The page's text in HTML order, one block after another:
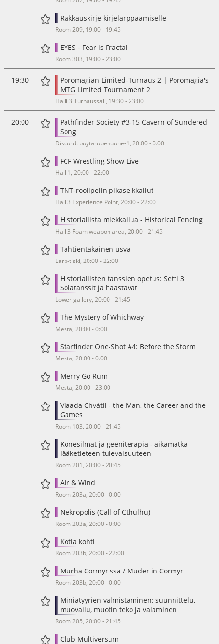
Rakkauskirje kirjelarppaamiselle
Room 209, 19:00 - 19:45
EYES - Fear is Fractal
Room 303, 19:00 - 23:00
19:30
Poromagian Limited-Turnaus 2 | Poromagia's
MTG Limited Tournament 2
Halli 3 Turnaussali, 19:30 - 23:00
20:00
Pathfinder Society #3-15 Cavern of Sundered
Song
Discord: pöytäropehuone-1, 20:00 - 0:00
FCF Wrestling Show Live
Hall 1, 20:00 - 22:00
TNT-roolipelin pikaseikkailut
Hall 3 Experience Point, 20:00 - 22:00
Historiallista miekkailua - Historical Fencing
Hall 3 Foam weapon area, 20:00 - 21:45
Tähtientakainen usva
Larp-tiski, 20:00 - 22:00
Historiallisten tanssien opetus: Setti 3
Solatanssit ja haastavat
Lower gallery, 20:00 - 21:45
The Mystery of Whichway
Mesta, 20:00 - 0:00
Starfinder One-Shot #4: Before the Storm
Mesta, 20:00 - 0:00
Merry Go Rum
Mesta, 20:00 - 23:00
Vlaada Chvátil - the Man, the Career and the
Games
Room 103, 20:00 - 21:45
Konesilmät ja geeniterapia - aikamatka
lääketieteen tulevaisuuteen
Room 201, 20:00 - 20:45
Air & Wind
Room 203a, 20:00 - 0:00
Nekropolis (Call of Cthulhu)
Room 203a, 20:00 - 0:00
Kotia kohti
Room 203b, 20:00 - 22:00
Murha Cormyrissä / Muder in Cormyr
Room 203b, 20:00 - 0:00
Miniatyyrien valmistaminen: suunnittelu,
muovailu, muotin teko ja valaminen
Room 205, 20:00 - 21:45
Club Multiversum